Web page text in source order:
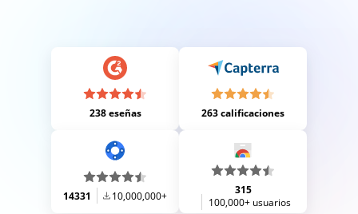
238 eseñas 263 calificaciones
14331 10,000,000+
315
100,000+ usuarios